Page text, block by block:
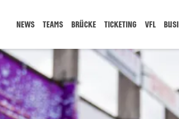
NEWS TEAMS BRÜCKE TICKETING VFL